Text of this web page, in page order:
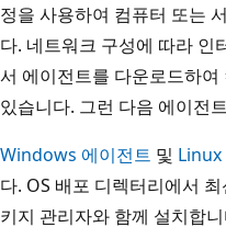
정을 사용하여 컴퓨터 또는
다. 네트워크 구성에 따라 인
서 에이전트를 다운로드하
있습니다. 그런 다음 에이전
Windows 에이전트 및 Linux
다. OS 배포 디렉터리에서
키지 관리자와 함께 설치합